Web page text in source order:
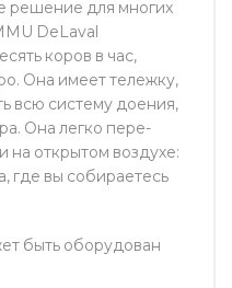
решение для многих
DeLaval
коров в час,
Она имеет тележку,
всю систему доения,
Она легко пере­
на открытом воздухе:
где вы собирае­тесь
быть оборудован